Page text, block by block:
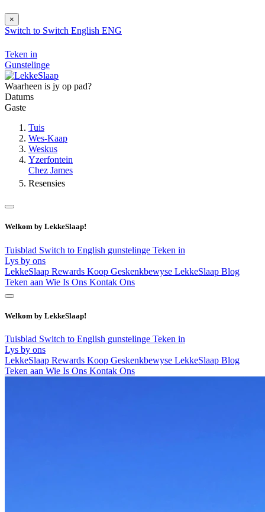
×
Switch to Switch English ENG
Teken in
Gunstelinge
Waarheen is jy op pad?
Datums
Gaste
Tuis
Wes-Kaap
Weskus
Yzerfontein
Chez James
Resensies
Welkom by LekkeSlaap!
Tuisblad Switch to English gunstelinge Teken in
Lys by ons
LekkeSlaap Rewards Koop Geskenkbewyse LekkeSlaap Blog
Teken aan Wie Is Ons Kontak Ons
Welkom by LekkeSlaap!
Tuisblad Switch to English gunstelinge Teken in
Lys by ons
LekkeSlaap Rewards Koop Geskenkbewyse LekkeSlaap Blog
Teken aan Wie Is Ons Kontak Ons